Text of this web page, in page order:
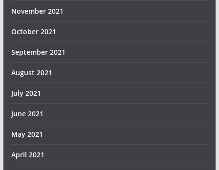
November 2021
October 2021
September 2021
August 2021
July 2021
June 2021
May 2021
April 2021